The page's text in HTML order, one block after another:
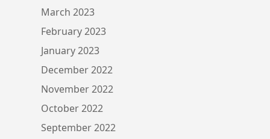
March 2023
February 2023
January 2023
December 2022
November 2022
October 2022
September 2022